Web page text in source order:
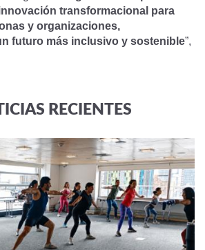
transformacional para
y organizaciones,
futuro más inclusivo y sostenible”,
RECIENTES